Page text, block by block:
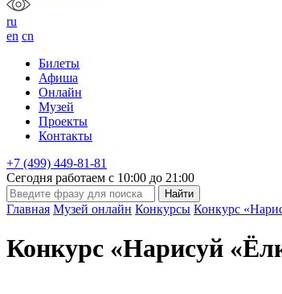
ru
en cn
Билеты
Афиша
Онлайн
Музей
Проекты
Контакты
+7 (499) 449-81-81
Сегодня работаем с 10:00 до 21:00
Главная Музей онлайн Конкурсы Конкурс
Конкурс «Нарисуй